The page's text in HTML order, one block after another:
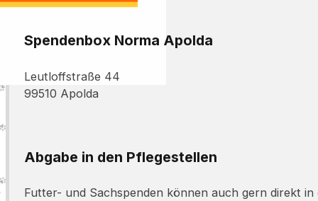
Spendenbox Norma Apolda
Leutloffstraße 44
99510 Apolda
Abgabe in den Pflegestellen
Futter- und Sachspenden können auch gern direkt in